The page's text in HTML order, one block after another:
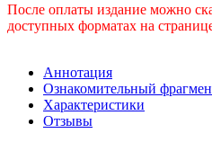
После оплаты издание можно
доступных форматах на
Аннотация
Ознакомительный
Характеристики
Отзывы